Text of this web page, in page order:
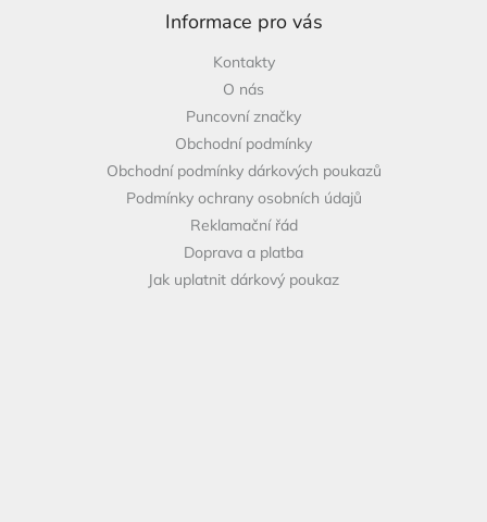
r
v
k
v
ý
p
s
u
Informace pro vás
Kontakty
O nás
Puncovní značky
Obchodní podmínky
Obchodní podmínky dárkových poukazů
Podmínky ochrany osobních údajů
Reklamační řád
Doprava a platba
Jak uplatnit dárkový poukaz